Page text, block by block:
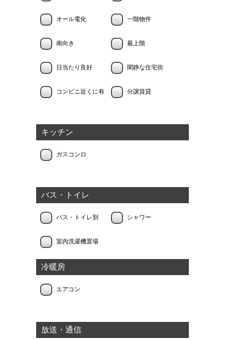
オール電化 一階物件
南向き 最上階
日当たり良好 閑静な住宅街
コンビニ近くに有 分譲賃貸
キッチン
ガスコンロ
バス・トイレ
バス・トイレ別 シャワー
室内洗濯機置場
冷暖房
エアコン
放送・通信